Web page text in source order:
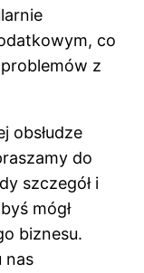
co
z
obsłudze
do
szczegół i
mógł
biznesu.
nas